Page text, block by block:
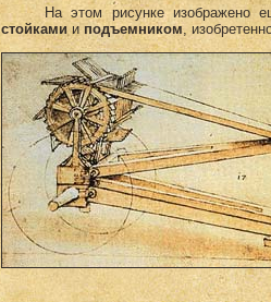
На этом рисунке изображено
стойками и подъемником,